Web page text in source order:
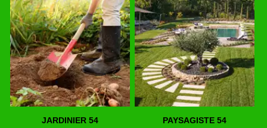
JARDINIER 54 PAYSAGISTE 54